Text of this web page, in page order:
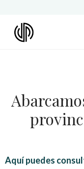
Aquí puedes